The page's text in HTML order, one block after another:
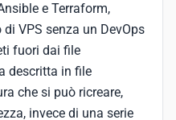
e Terraform,
VPS senza un DevOps
fuori dai file
descritta in file
che si può ricreare,
invece di una serie